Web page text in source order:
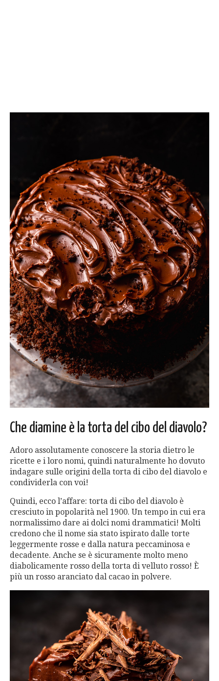
Che diamine è la torta del cibo del diavolo?
Adoro assolutamente conoscere la storia dietro le
ricette e i loro nomi, quindi naturalmente ho dovuto
indagare sulle origini della torta di cibo del diavolo e
condividerla con voi!
Quindi, ecco l’affare: torta di cibo del diavolo è
cresciuto in popolarità nel 1900. Un tempo in cui era
normalissimo dare ai dolci nomi drammatici! Molti
credono che il nome sia stato ispirato dalle torte
leggermente rosse e dalla natura peccaminosa e
decadente. Anche se è sicuramente molto meno
diabolicamente rosso della torta di velluto rosso! È
più un rosso aranciato dal cacao in polvere.